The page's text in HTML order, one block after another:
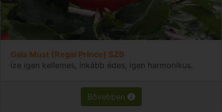
Gala Must (Regal Prince) SZB
íze igen kellemes, inkább édes, igen harmonikus.
Bővebben